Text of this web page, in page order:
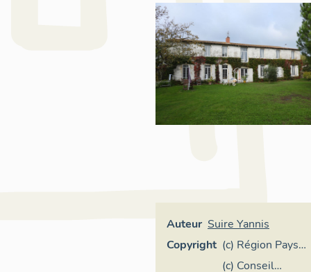
Auteur Suire Yannis
Copyright (c) Région Pays
de la Loire -
(c) Conseil